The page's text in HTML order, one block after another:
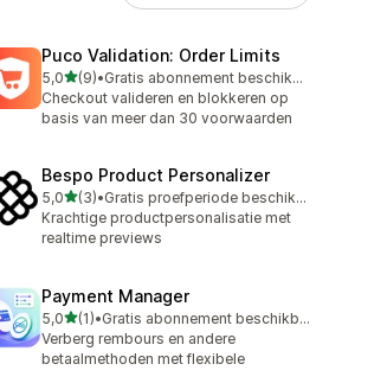
Puco Validation: Order Limits
5,0van 5 sterren
(9)
9 recensies in totaal
•
Gratis abonnement beschikbaar
Checkout valideren en blokkeren op
basis van meer dan 30 voorwaarden
Bespo Product Personalizer
5,0van 5 sterren
(3)
3 recensies in totaal
•
Gratis proefperiode beschikbaar
Krachtige productpersonalisatie met
realtime previews
Payment Manager
5,0van 5 sterren
(1)
1 recensies in totaal
•
Gratis abonnement beschikbaar
Verberg rembours en andere
betaalmethoden met flexibele